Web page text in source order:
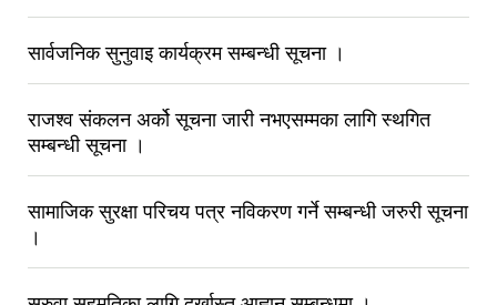
सार्वजनिक सुनुवाइ कार्यक्रम सम्बन्धी सूचना ।
राजश्व संकलन अर्को सूचना जारी नभएसम्मका लागि स्थगित
सम्बन्धी सूचना ।
सामाजिक सुरक्षा परिचय पत्र नविकरण गर्ने सम्बन्धी जरुरी सूचना
।